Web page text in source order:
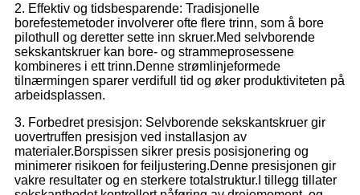
2. Effektiv og tidsbesparende: Tradisjonelle
borefestemetoder involverer ofte flere trinn, som å bore
pilothull og deretter sette inn skruer.Med selvborende
sekskantskruer kan bore- og strammeprosessene
kombineres i ett trinn.Denne strømlinjeformede
tilnærmingen sparer verdifull tid og øker produktiviteten på
arbeidsplassen.
3. Forbedret presisjon: Selvborende sekskantskruer gir
uovertruffen presisjon ved installasjon av
materialer.Borspissen sikrer presis posisjonering og
minimerer risikoen for feiljustering.Denne presisjonen gir
vakre resultater og en sterkere totalstruktur.I tillegg tillater